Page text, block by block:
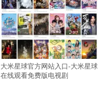
大米星球官方网站入口-大米星球
在线观看免费版电视剧